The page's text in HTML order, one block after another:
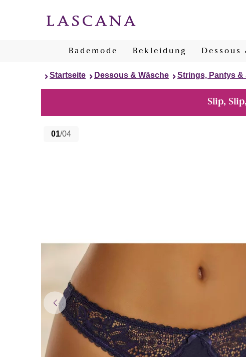
Bademode Bekleidung Dessous
Startseite Dessous & Wäsche Strings, Pantys &
Slip,
01/04